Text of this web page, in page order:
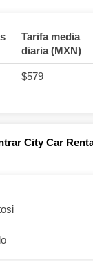
Tarifa media
diaria (MXN)
$579
City Car